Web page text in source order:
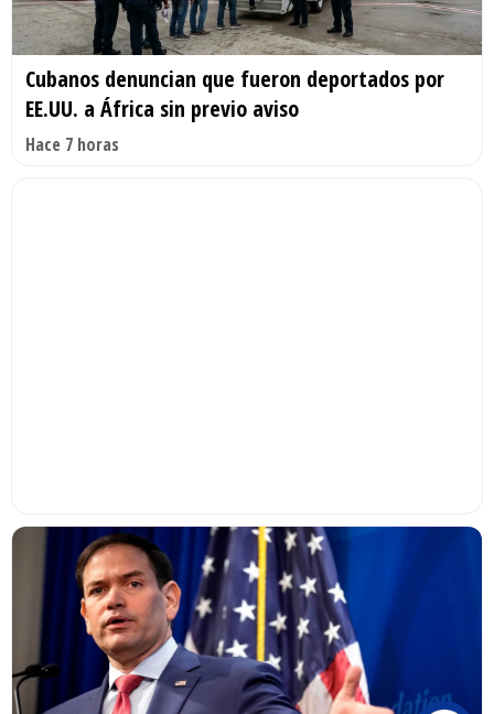
Cubanos denuncian que fueron deportados por
EE.UU. a África sin previo aviso
Hace 7 horas